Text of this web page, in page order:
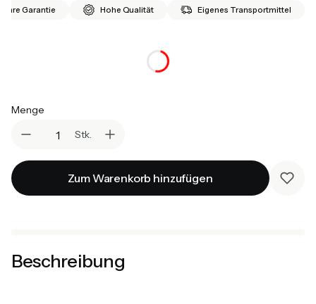
Garantie Hohe Qualität Eigenes Transportmittel
Menge
Stk.
Zum Warenkorb hinzufügen
Beschreibung